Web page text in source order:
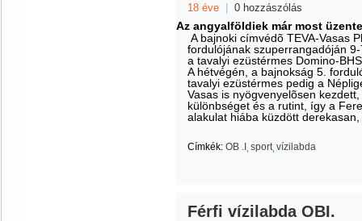
18 éve 0 hozzászólás
Az angyalföldiek már most
A bajnoki címvédõ TEVA-Vasas
fordulójának szuperrangadóján
a tavalyi ezüstérmes Domino-
A hétvégén, a bajnokság 5.
tavalyi ezüstérmes pedig a
Vasas is nyögvenyelõsen
különbséget és a rutint, így a
alakulat hiába küzdött
Címkék: OB .I sport vízilabda
Férfi vízilabda OBI.